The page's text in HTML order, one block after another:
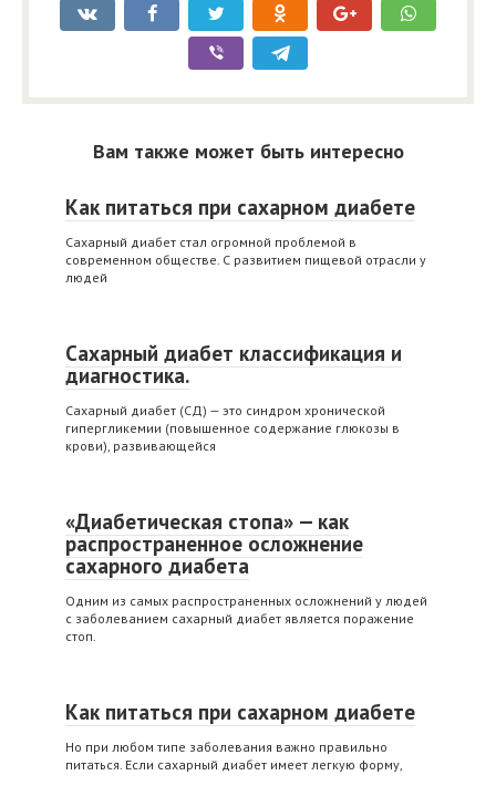
Вам также может быть интересно
Как питаться при сахарном диабете
Сахарный диабет стал огромной проблемой в
современном обществе. С развитием пищевой отрасли у
людей
Сахарный диабет классификация и
диагностика.
Сахарный диабет (СД) — это синдром хронической
гипергликемии (повышенное содержание глюкозы в
крови), развивающейся
«Диабетическая стопа» — как
распространенное осложнение
сахарного диабета
Одним из самых распространенных осложнений у людей
с заболеванием сахарный диабет является поражение
стоп.
Как питаться при сахарном диабете
Но при любом типе заболевания важно правильно
питаться. Если сахарный диабет имеет легкую форму,